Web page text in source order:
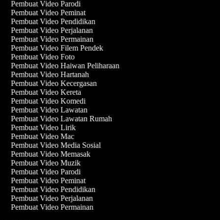
Pembuat Video Parodi
Pembuat Video Peminat
Pembuat Video Pendidikan
Pembuat Video Perjalanan
Pembuat Video Permainan
Pembuat Video Filem Pendek
Pembuat Video Foto
Pembuat Video Haiwan Peliharaan
Pembuat Video Hartanah
Pembuat Video Kecergasan
Pembuat Video Kereta
Pembuat Video Komedi
Pembuat Video Lawatan
Pembuat Video Lawatan Rumah
Pembuat Video Lirik
Pembuat Video Mac
Pembuat Video Media Sosial
Pembuat Video Memasak
Pembuat Video Muzik
Pembuat Video Parodi
Pembuat Video Peminat
Pembuat Video Pendidikan
Pembuat Video Perjalanan
Pembuat Video Permainan